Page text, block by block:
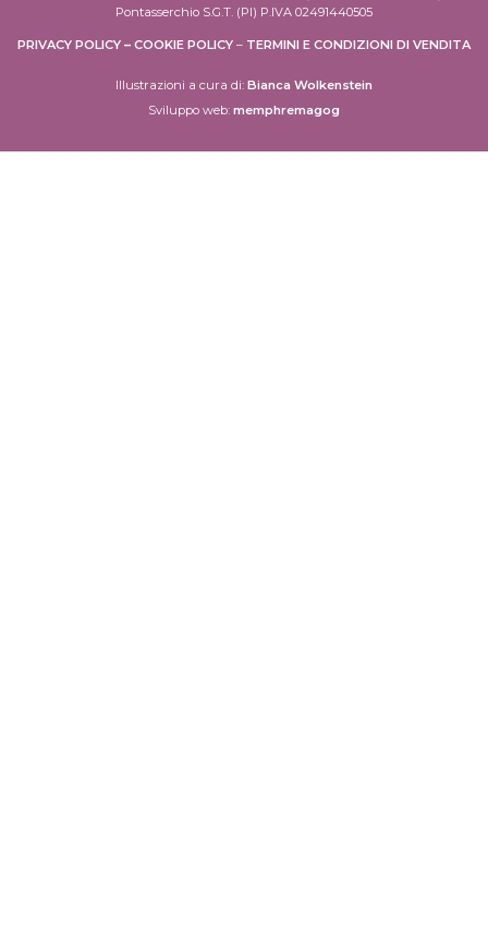
Pontasserchio S.G.T. (PI) P.IVA 02491440505
PRIVACY POLICY – COOKIE POLICY – TERMINI E CONDIZIONI DI VENDITA
Illustrazioni a cura di: Bianca Wolkenstein
Sviluppo web: memphremagog